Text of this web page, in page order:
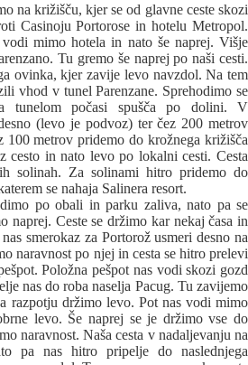
na križišču, kjer se od glavne ceste skozi
Casinoju Portorose in hotelu Metropol.
mimo hotela in nato še naprej. Višje
Tu gremo še naprej po naši cesti.
ovinka, kjer zavije levo navzdol. Na tem
vhod v tunel Parenzane. Sprehodimo se
tunelom počasi spušča po dolini. V
(levo je podvoz) ter čez 200 metrov
100 metrov pridemo do krožnega križišča
cesto in nato levo po lokalni cesti. Cesta
solinah. Za solinami hitro pridemo do
se nahaja Salinera resort.
po obali in parku zaliva, nato pa se
naprej. Ceste se držimo kar nekaj časa in
smerokaz za Portorož usmeri desno na
naravnost po njej in cesta se hitro prelevi
Položna pešpot nas vodi skozi gozd
nas do roba naselja Pacug. Tu zavijemo
razpotju držimo levo. Pot nas vodi mimo
levo. Še naprej se je držimo vse do
naravnost. Naša cesta v nadaljevanju na
pa nas hitro pripelje do naslednjega